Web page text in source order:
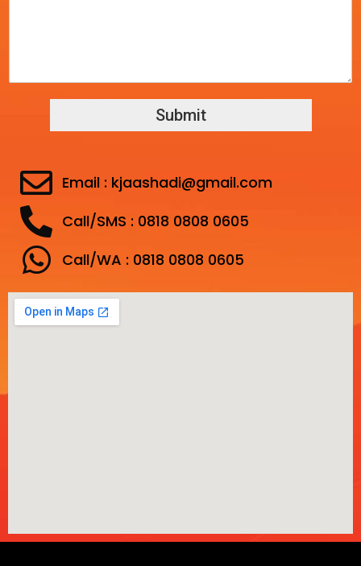
Submit
Email : kjaashadi@gmail.com
Call/SMS : 0818 0808 0605
Call/WA : 0818 0808 0605